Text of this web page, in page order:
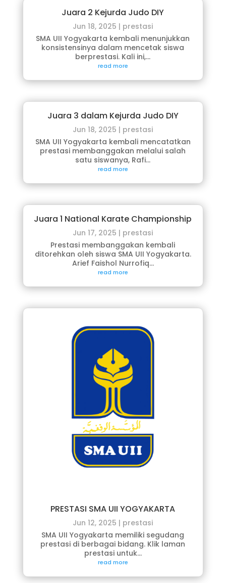
Juara 2 Kejurda Judo DIY
Jun 18, 2025 | prestasi
SMA UII Yogyakarta kembali menunjukkan
konsistensinya dalam mencetak siswa
berprestasi. Kali ini,...
read more
Juara 3 dalam Kejurda Judo DIY
Jun 18, 2025 | prestasi
SMA UII Yogyakarta kembali mencatatkan
prestasi membanggakan melalui salah
satu siswanya, Rafi...
read more
Juara 1 National Karate Championship
Jun 17, 2025 | prestasi
Prestasi membanggakan kembali
ditorehkan oleh siswa SMA UII Yogyakarta.
Arief Faishol Nurrofiq...
read more
PRESTASI SMA UII YOGYAKARTA
Jun 12, 2025 | prestasi
SMA UII Yogyakarta memiliki segudang
prestasi di berbagai bidang. Klik laman
prestasi untuk...
read more